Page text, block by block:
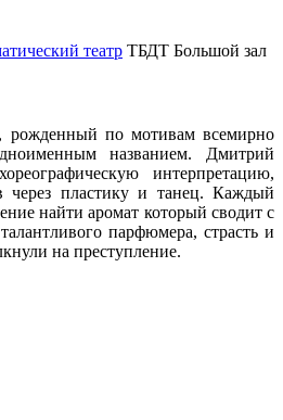
театр ТБДТ Большой зал
рожденный по мотивам всемирно
названием. Дмитрий
интерпретацию,
через пластику и танец. Каждый
найти аромат который сводит с
парфюмера, страсть и
на преступление.